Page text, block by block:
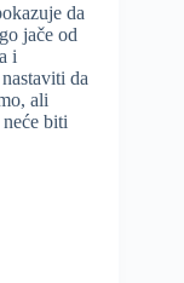
da
jače od
i
da
ali
biti